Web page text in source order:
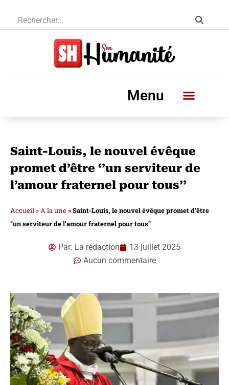
Menu
Saint-Louis, le nouvel évêque
promet d’être ‘’un serviteur de
l’amour fraternel pour tous’’
Accueil »A la une »Saint-Louis, le nouvel évêque promet d’être
‘’un serviteur de l’amour fraternel pour tous’’
Par: La rédaction
13 juillet 2025
Aucun commentaire